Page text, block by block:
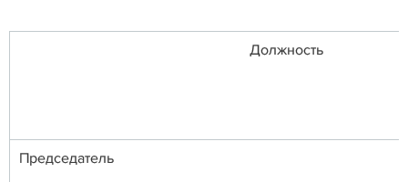
Должность
Председатель